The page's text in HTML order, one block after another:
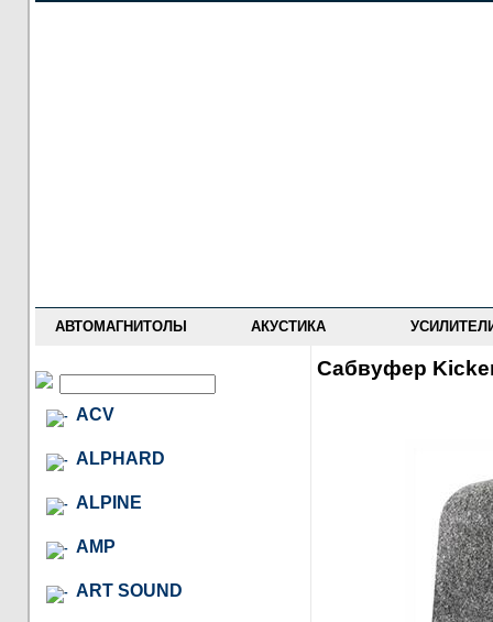
АВТОМАГНИТОЛЫ АКУСТИКА
ACV
ALPHARD
ALPINE
AMP
ART SOUND
Сабвуфер